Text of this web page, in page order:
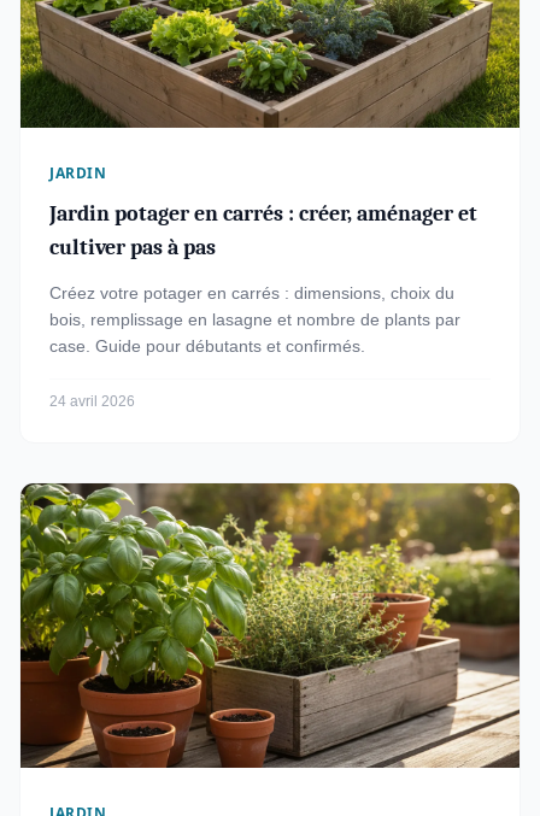
JARDIN
Jardin potager en carrés : créer, aménager et
cultiver pas à pas
Créez votre potager en carrés : dimensions, choix du
bois, remplissage en lasagne et nombre de plants par
case. Guide pour débutants et confirmés.
24 avril 2026